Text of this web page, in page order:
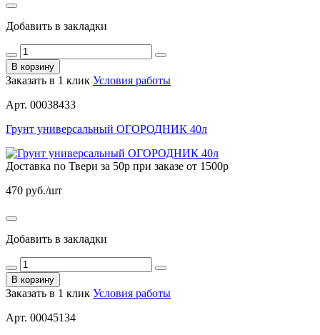
Добавить в закладки
В корзину
Заказать в 1 клик Условия работы
Арт. 00038433
Грунт универсальный ОГОРОДНИК 40л
Доставка по Твери за 50р при заказе от 1500р
470 руб./шт
Добавить в закладки
В корзину
Заказать в 1 клик Условия работы
Арт. 00045134